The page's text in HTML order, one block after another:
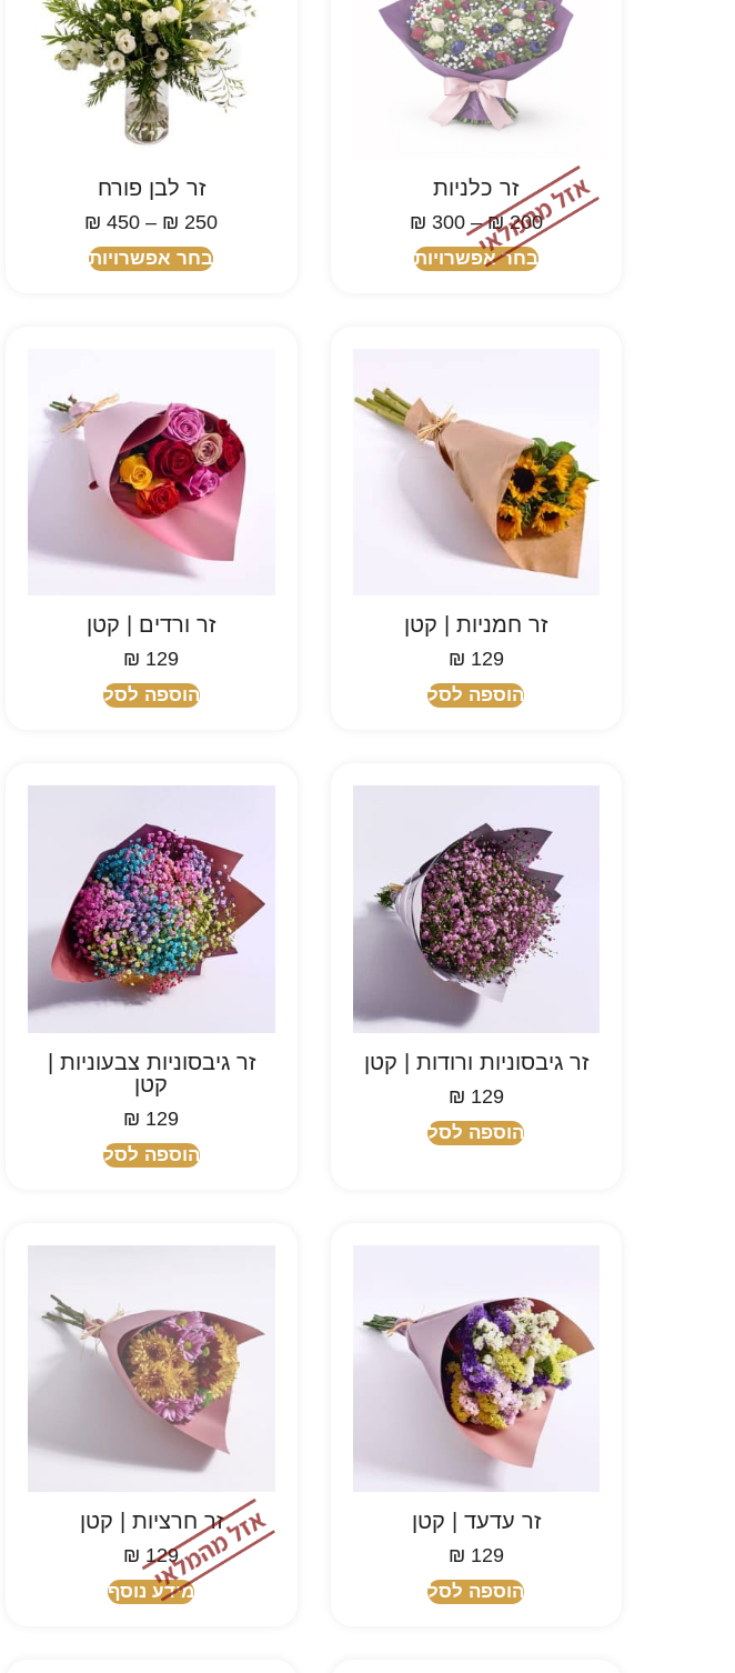
זר כלניות
₪200
–
₪ 300
בחר אפשרויות
זר לבן פורח
₪ 250
–
₪ 450
בחר אפשרויות
זר חמניות | קטן
₪ 129
הוספה לסל
זר ורדים | קטן
₪ 129
הוספה לסל
זר גיבסוניות ורודות | קטן
₪ 129
הוספה לסל
זר גיבסוניות צבעוניות |
קטן
₪ 129
הוספה לסל
זר עדעד | קטן
₪ 129
הוספה לסל
זר חרציות | קטן
₪ 129
מידע נוסף